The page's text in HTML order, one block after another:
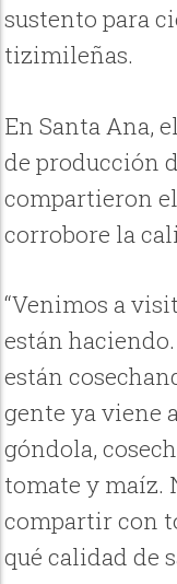
sustento para
tizimileñas.
En Santa Ana,
de producción
compartieron
corrobore la
“Venimos a
están
están
gente ya viene
góndola,
tomate y maíz.
compartir con
qué calidad de